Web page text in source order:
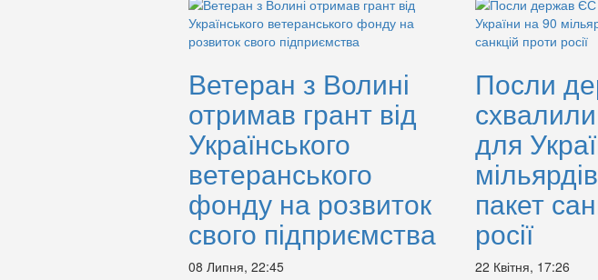
Ветеран з Волині
отримав грант від
Українського
ветеранського
фонду на розвиток
свого підприємства
08 Липня, 22:45
Посли
для
пакет
росії
22 Квітня, 17:26